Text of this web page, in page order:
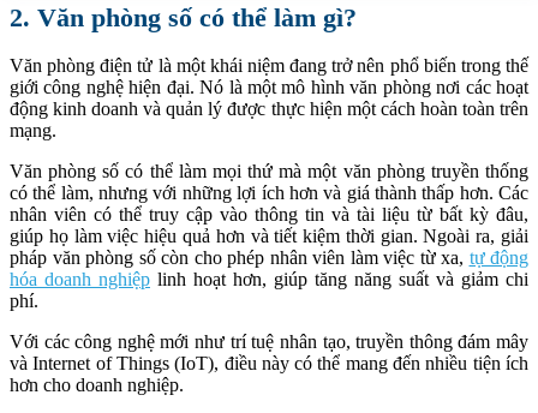
2. Văn phòng số có thể làm gì?
Văn phòng điện tử là một khái niệm đang trở nên phổ biến trong thế
giới công nghệ hiện đại. Nó là một mô hình văn phòng nơi các hoạt
động kinh doanh và quản lý được thực hiện một cách hoàn toàn trên
mạng.
Văn phòng số có thể làm mọi thứ mà một văn phòng truyền thống
có thể làm, nhưng với những lợi ích hơn và giá thành thấp hơn. Các
nhân viên có thể truy cập vào thông tin và tài liệu từ bất kỳ đâu,
giúp họ làm việc hiệu quả hơn và tiết kiệm thời gian. Ngoài ra, giải
pháp văn phòng số còn cho phép nhân viên làm việc từ xa, tự động
hóa doanh nghiệp linh hoạt hơn, giúp tăng năng suất và giảm chi
phí.
Với các công nghệ mới như trí tuệ nhân tạo, truyền thông đám mây
và Internet of Things (IoT), điều này có thể mang đến nhiều tiện ích
hơn cho doanh nghiệp.